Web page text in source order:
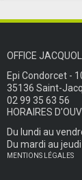
OFFICE
Epi Condorcet -
35136 Saint-
02 99 35 63 56
HORAIRES
Du lundi au
Du mardi au
MENTIONS LÉGALES